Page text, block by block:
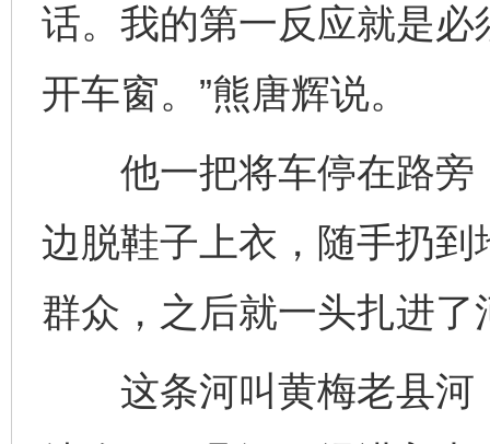
话。我的第一反应就是
开车窗。”熊唐辉说。
他一把将车停在路旁
边脱鞋子上衣，随手扔
群众，之后就一头扎进了
这条河叫黄梅老县河